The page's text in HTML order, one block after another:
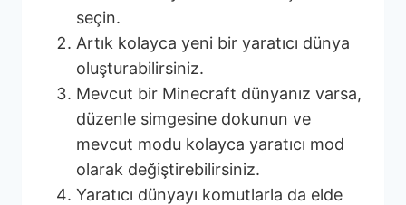
seçin.
Artık kolayca yeni bir yaratıcı dünya
oluşturabilirsiniz.
Mevcut bir Minecraft dünyanız varsa,
düzenle simgesine dokunun ve
mevcut modu kolayca yaratıcı mod
olarak değiştirebilirsiniz.
Yaratıcı dünyayı komutlarla da elde